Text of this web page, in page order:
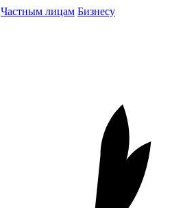
Частным лицам Бизнесу